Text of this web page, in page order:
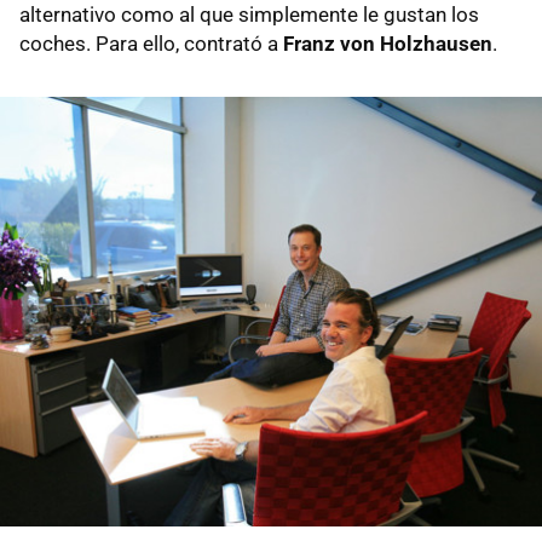
alternativo como al que simplemente le gustan los
coches. Para ello, contrató a Franz von Holzhausen.